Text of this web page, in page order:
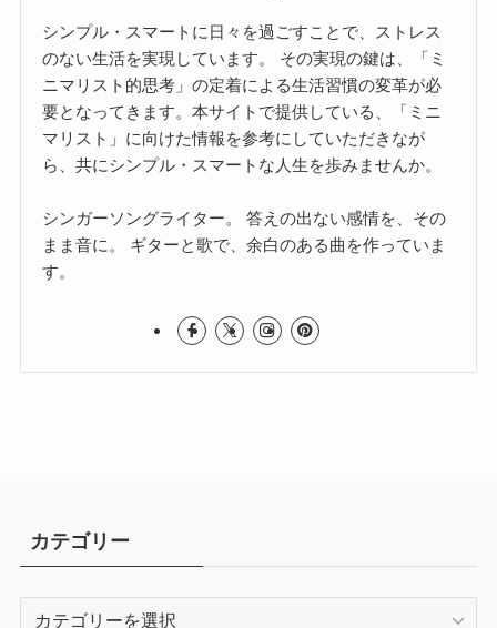
シンプル・スマートに日々を過ごすことで、ストレス
のない生活を実現しています。 その実現の鍵は、「ミ
ニマリスト的思考」の定着による生活習慣の変革が必
要となってきます。本サイトで提供している、「ミニ
マリスト」に向けた情報を参考にしていただきなが
ら、共にシンプル・スマートな人生を歩みませんか。
シンガーソングライター。 答えの出ない感情を、その
まま音に。 ギターと歌で、余白のある曲を作っていま
す。
カテゴリー